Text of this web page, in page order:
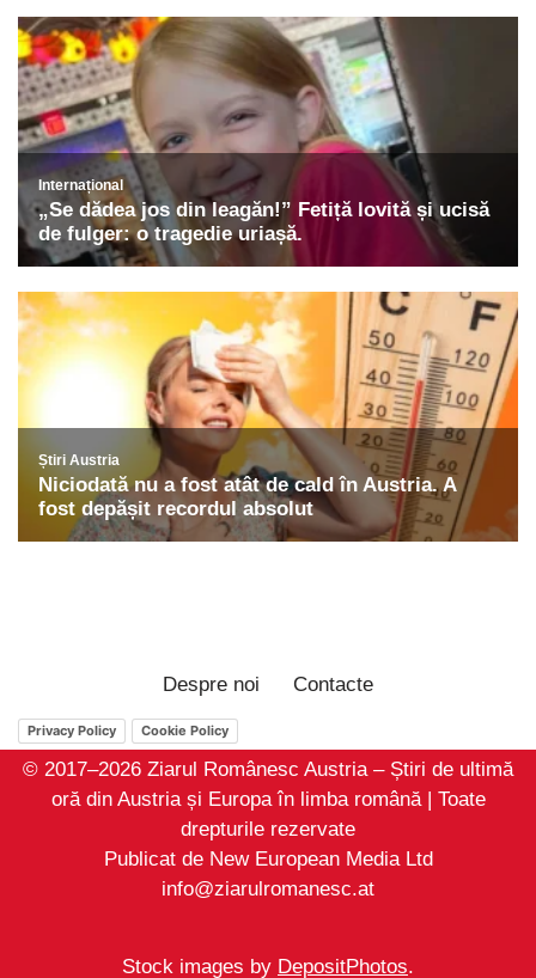
Despre noi Contacte
Privacy Policy Cookie Policy
© 2017–2026 Ziarul Românesc Austria – Știri de ultimă
oră din Austria și Europa în limba română | Toate
drepturile rezervate
Publicat de New European Media Ltd
info@ziarulromanesc.at
Stock images by DepositPhotos.